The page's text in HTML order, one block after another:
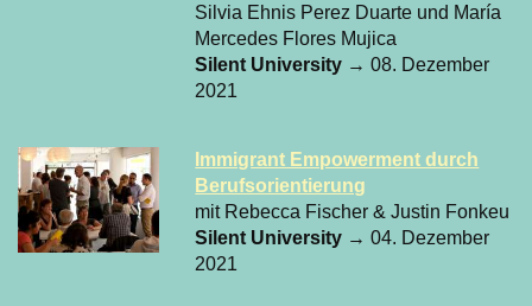
Silvia Ehnis Perez Duarte und María
Mercedes Flores Mujica
Silent University → 08. Dezember
2021
Immigrant Empowerment durch
Berufsorientierung
mit Rebecca Fischer & Justin Fonkeu
Silent University → 04. Dezember
2021